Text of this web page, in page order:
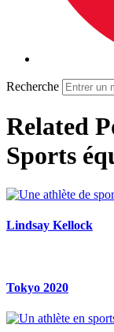
Recherche
Related
Sports
Lindsay Kellock
Tokyo 2020